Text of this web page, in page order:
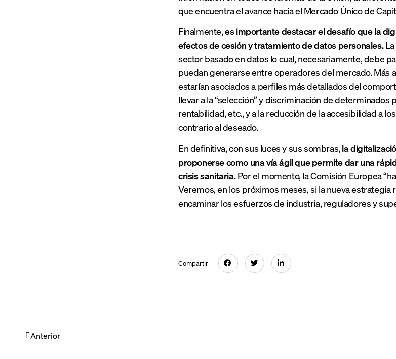
que encuentra el avance hacia el Mercado Único de
Finalmente,es importante destacar el desafío que la
efectos de cesión y tratamiento de datos personales.La
sector basado en datos lo cual, necesariamente, debe
puedan generarse entre operadores del mercado. Más
estarían asociados a perfiles más detallados del
llevar a la “selección” y discriminación de
rentabilidad, etc., y a la reducción de la accesibilidad a
contrario al deseado.
En definitiva, con sus luces y sus sombras, la
proponerse como una vía ágil que permite dar una
crisis sanitaria.Por el momento, la Comisión Europea
Veremos, en los próximos meses, si la nueva
encaminar los esfuerzos de industria, reguladores y
Compartir
Anterior